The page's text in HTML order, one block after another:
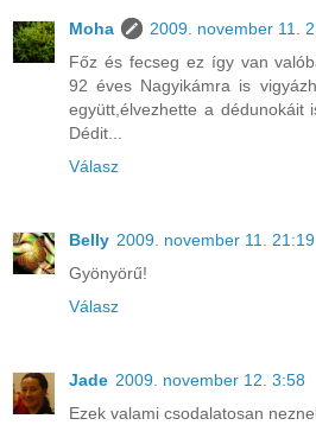
Moha
2009. november 11.
Főz és fecseg ez így van
92 éves Nagyikámra is
együtt,élvezhette a
Dédit...
Válasz
Belly 2009. november 11. 21:19
Gyönyörű!
Válasz
Jade 2009. november 12. 3:58
Ezek valami csodalatosan